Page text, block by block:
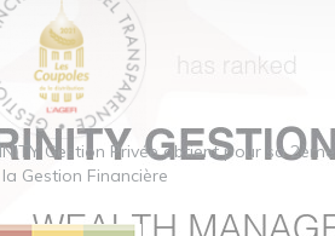
Gestion Privée obtient pour sa
Gestion Financière